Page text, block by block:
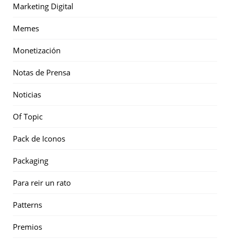
Marketing Digital
Memes
Monetización
Notas de Prensa
Noticias
Of Topic
Pack de Iconos
Packaging
Para reir un rato
Patterns
Premios